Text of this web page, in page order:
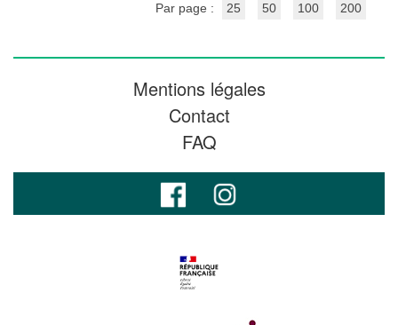
Par page :
25 50 100 200
Mentions légales
Contact
FAQ